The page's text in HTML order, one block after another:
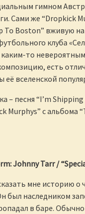
гимном
Сами же “Dropkick
To Boston” вживую
клуба
то
есть
её вселенской
– песня “I’m
Murphys” с альбома
Johnny Tarr /
мне историю о
был наследником
в баре.